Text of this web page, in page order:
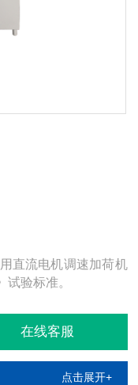
直流电机调速加荷机
验标准。
在线客服
点击展开+